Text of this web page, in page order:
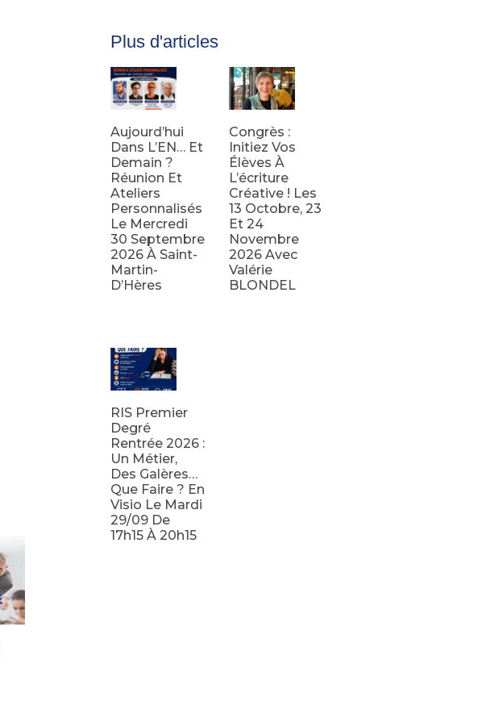
Plus d'articles
Aujourd’hui
Dans L’EN… Et
Demain ?
Réunion Et
Ateliers
Personnalisés
Le Mercredi
30 Septembre
2026 À Saint-
Martin-
D’Hères
Congrès :
Initiez Vos
Élèves À
L’écriture
Créative ! Les
13 Octobre, 23
Et 24
Novembre
2026 Avec
Valérie
BLONDEL
RIS Premier
Degré
Rentrée 2026 :
Un Métier,
Des Galères…
Que Faire ? En
Visio Le Mardi
29/09 De
17h15 À 20h15